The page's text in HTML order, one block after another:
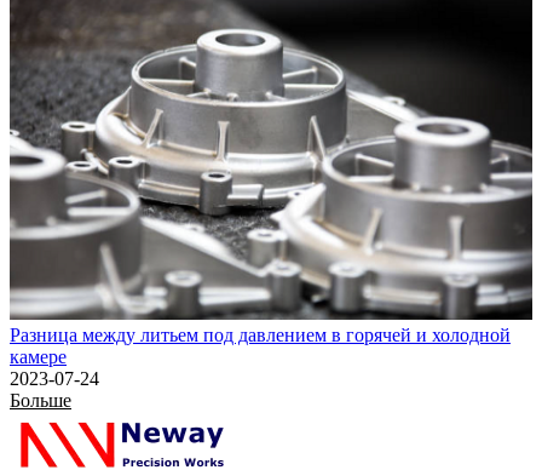
Разница между литьем под давлением в горячей и холодной
камере
2023-07-24
Больше